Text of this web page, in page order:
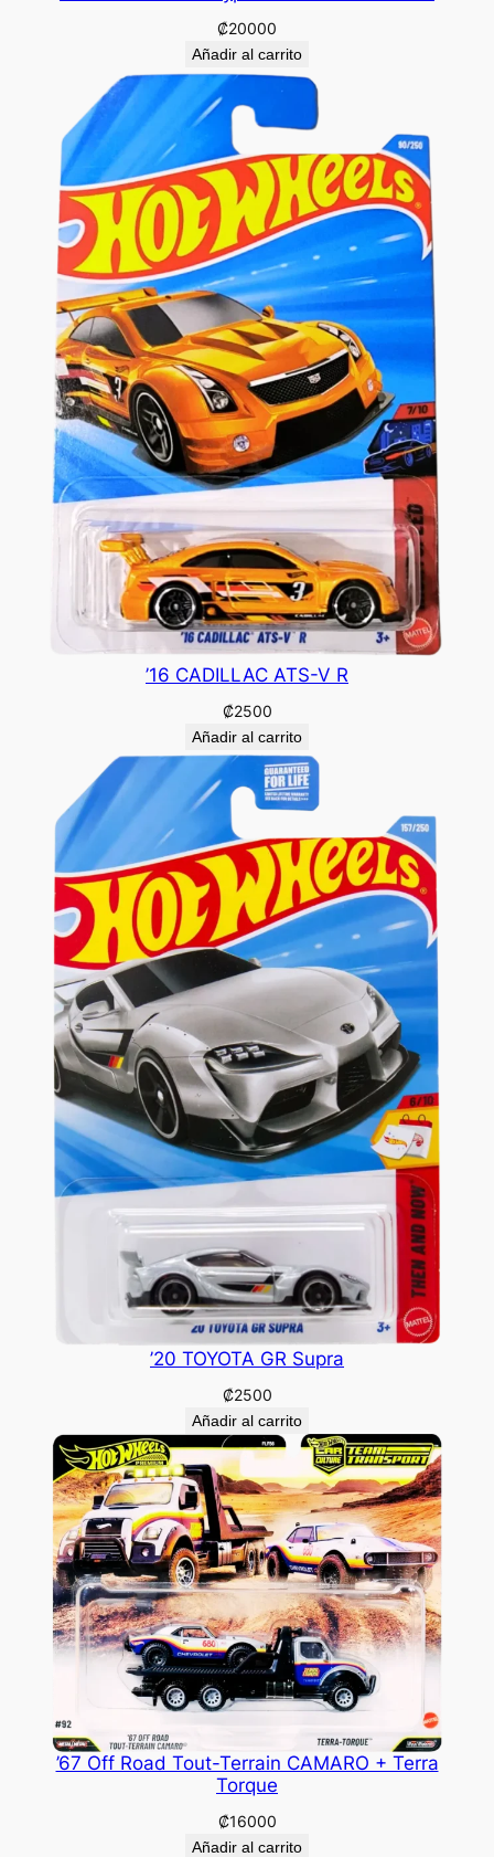
₡20000
Añadir al carrito
’16 CADILLAC ATS-V R
₡2500
Añadir al carrito
’20 TOYOTA GR Supra
₡2500
Añadir al carrito
’67 Off Road Tout-Terrain CAMARO + Terra
Torque
₡16000
Añadir al carrito